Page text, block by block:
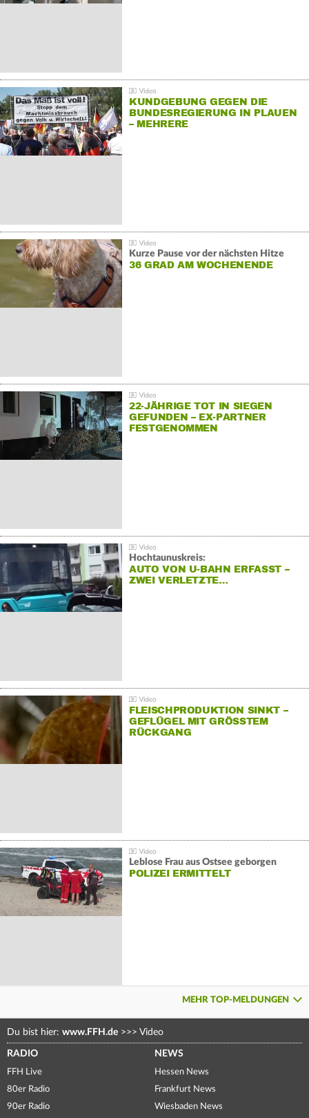
KUNDGEBUNG GEGEN DIE
BUNDESREGIERUNG IN PLAUEN
– MEHRERE
Kurze Pause vor der nächsten Hitze
36 GRAD AM WOCHENENDE
22-JÄHRIGE TOT IN SIEGEN
GEFUNDEN – EX-PARTNER
FESTGENOMMEN
Hochtaunuskreis:
AUTO VON U-BAHN ERFASST –
ZWEI VERLETZTE…
FLEISCHPRODUKTION SINKT –
GEFLÜGEL MIT GRÖSSTEM R
ÜCKGANG
Leblose Frau aus Ostsee geborgen
POLIZEI ERMITTELT
MEHR TOP-MELDUNGEN
Du bist hier: www.FFH.de >>> Video
RADIO
FFH Live
80er Radio
90er Radio
NEWS
Hessen News
Frankfurt News
Wiesbaden News